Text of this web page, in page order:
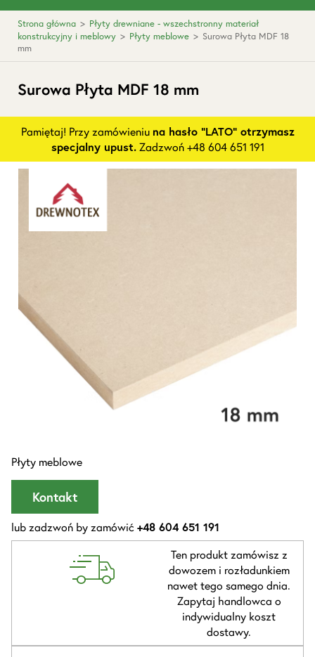
Strona główna > Płyty drewniane - wszechstronny materiał
konstrukcyjny i meblowy > Płyty meblowe > Surowa Płyta MDF 18
mm
Surowa Płyta MDF 18 mm
Pamiętaj! Przy zamówieniu na hasło "LATO" otrzymasz
specjalny upust.Zadzwoń +48 604 651 191
Płyty meblowe
Kontakt
lub zadzwoń by zamówić+48 604 651 191
Ten produkt zamówisz z
dowozem i rozładunkiem
nawet tego samego dnia.
Zapytaj handlowca o
indywidualny koszt
dostawy.